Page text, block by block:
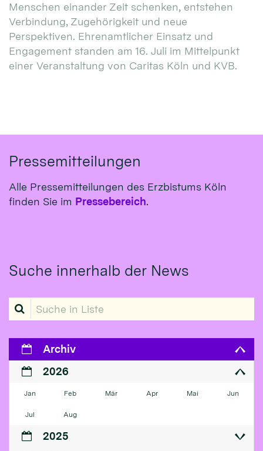
Menschen einander Zeit schenken, entstehen
Verbindung, Zugehörigkeit und neue
Perspektiven. Ehrenamtlicher Einsatz und
Engagement standen am 16. Juli im Mittelpunkt
einer Veranstaltung von Caritas Köln und KVB.
Pressemitteilungen
Alle Pressemitteilungen des Erzbistums Köln
finden Sie im Pressebereich.
Suche innerhalb der News
Suche in Liste
Archiv
2026
Jan Feb Mär Apr Mai Jun
Jul Aug
2025